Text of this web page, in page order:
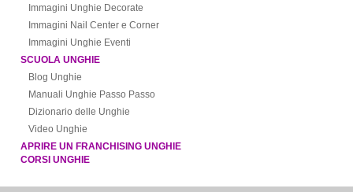
Immagini Unghie Decorate
Immagini Nail Center e Corner
Immagini Unghie Eventi
SCUOLA UNGHIE
Blog Unghie
Manuali Unghie Passo Passo
Dizionario delle Unghie
Video Unghie
APRIRE UN FRANCHISING UNGHIE
CORSI UNGHIE